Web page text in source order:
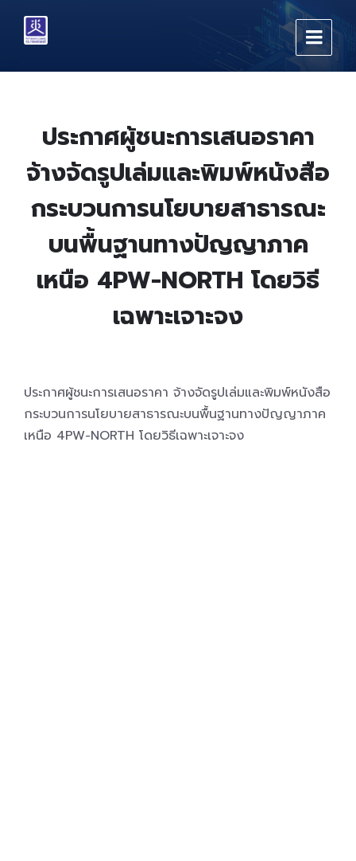
content
main
footer
ประกาศผู้ชนะการเสนอราคา
จ้างจัดรูปเล่มและพิมพ์หนังสือ
กระบวนการนโยบายสาธารณะ
บนพื้นฐานทางปัญญาภาค
เหนือ 4PW-NORTH โดยวิธี
เฉพาะเจาะจง
ประกาศผู้ชนะการเสนอราคา จ้างจัดรูปเล่มและพิมพ์หนังสือ
กระบวนการนโยบายสาธารณะบนพื้นฐานทางปัญญาภาค
เหนือ 4PW-NORTH โดยวิธีเฉพาะเจาะจง